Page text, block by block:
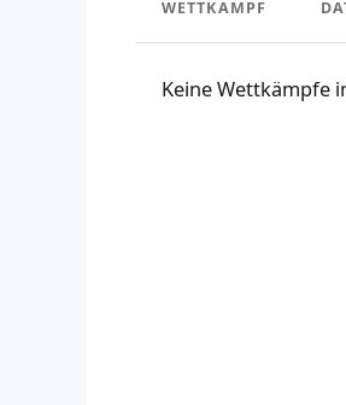
WETTKAMPF
Keine Wettkämpfe